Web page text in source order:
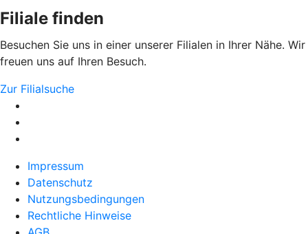
Filiale finden
Besuchen Sie uns in einer unserer Filialen in Ihrer Nähe. Wir
freuen uns auf Ihren Besuch.
Zur Filialsuche
Impressum
Datenschutz
Nutzungsbedingungen
Rechtliche Hinweise